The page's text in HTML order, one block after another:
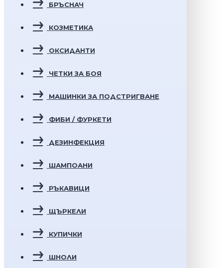
БРЪСНАЧ
КОЗМЕТИКА
ОКСИДАНТИ
ЧЕТКИ ЗА БОЯ
МАШИНКИ ЗА ПОДСТРИГВАНЕ
ФИБИ / ФУРКЕТИ
ДЕЗИНФЕКЦИЯ
ШАМПОАНИ
РЪКАВИЦИ
ЩЪРКЕЛИ
КУПИЧКИ
ШНОЛИ